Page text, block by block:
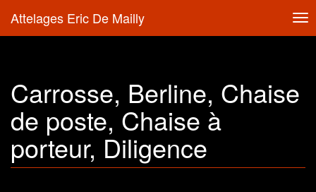
Attelages Eric De Mailly
Carrosse, Berline, Chaise
de poste, Chaise à
porteur, Diligence